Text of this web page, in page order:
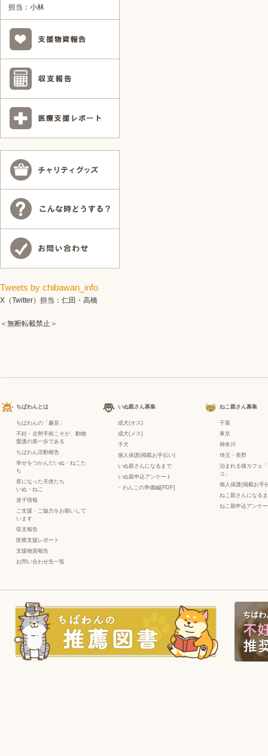
担当：小林
Tweets by chibawan_info
X（Twitter）担当：仁田・高橋
＜無断転載禁止＞
ちばわんとは
ちばわんの「趣旨」
不妊・去勢手術こそが、動物
愛護の第一歩である
ちばわん活動報告
幸せをつかんだいぬ・ねこた
ち
星になった天使たち
いぬ ・ ねこ
迷子情報
ご支援・ご協力をお願いして
います
収支報告
医療支援レポート
支援物資報告
お問い合わせ先一覧
いぬ親さん募集
成犬(オス)
成犬(メス)
子犬
個人保護(掲載お手伝い)
いぬ親さんになるまで
いぬ親申込アンケート
− わんこの準備編[PDF]
ねこ親さん募集
千葉
東京
神奈川
埼玉・長野
泊まれる猫カフェ
コ」
個人保護(掲載お手
ねこ親さんになる
ねこ親申込アンケ